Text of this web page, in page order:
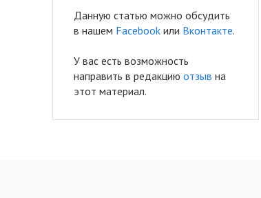
Данную статью можно обсудить
в нашем Facebook или Вконтакте.
У вас есть возможность
направить в редакцию отзыв на
этот материал.